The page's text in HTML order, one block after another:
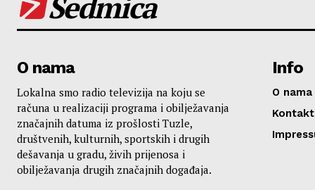
O nama
Lokalna smo radio televizija na koju se
računa u realizaciji programa i obilježavanja
značajnih datuma iz prošlosti Tuzle,
društvenih, kulturnih, sportskih i drugih
dešavanja u gradu, živih prijenosa i
obilježavanja drugih značajnih događaja.
Info
O nama
Kontakt